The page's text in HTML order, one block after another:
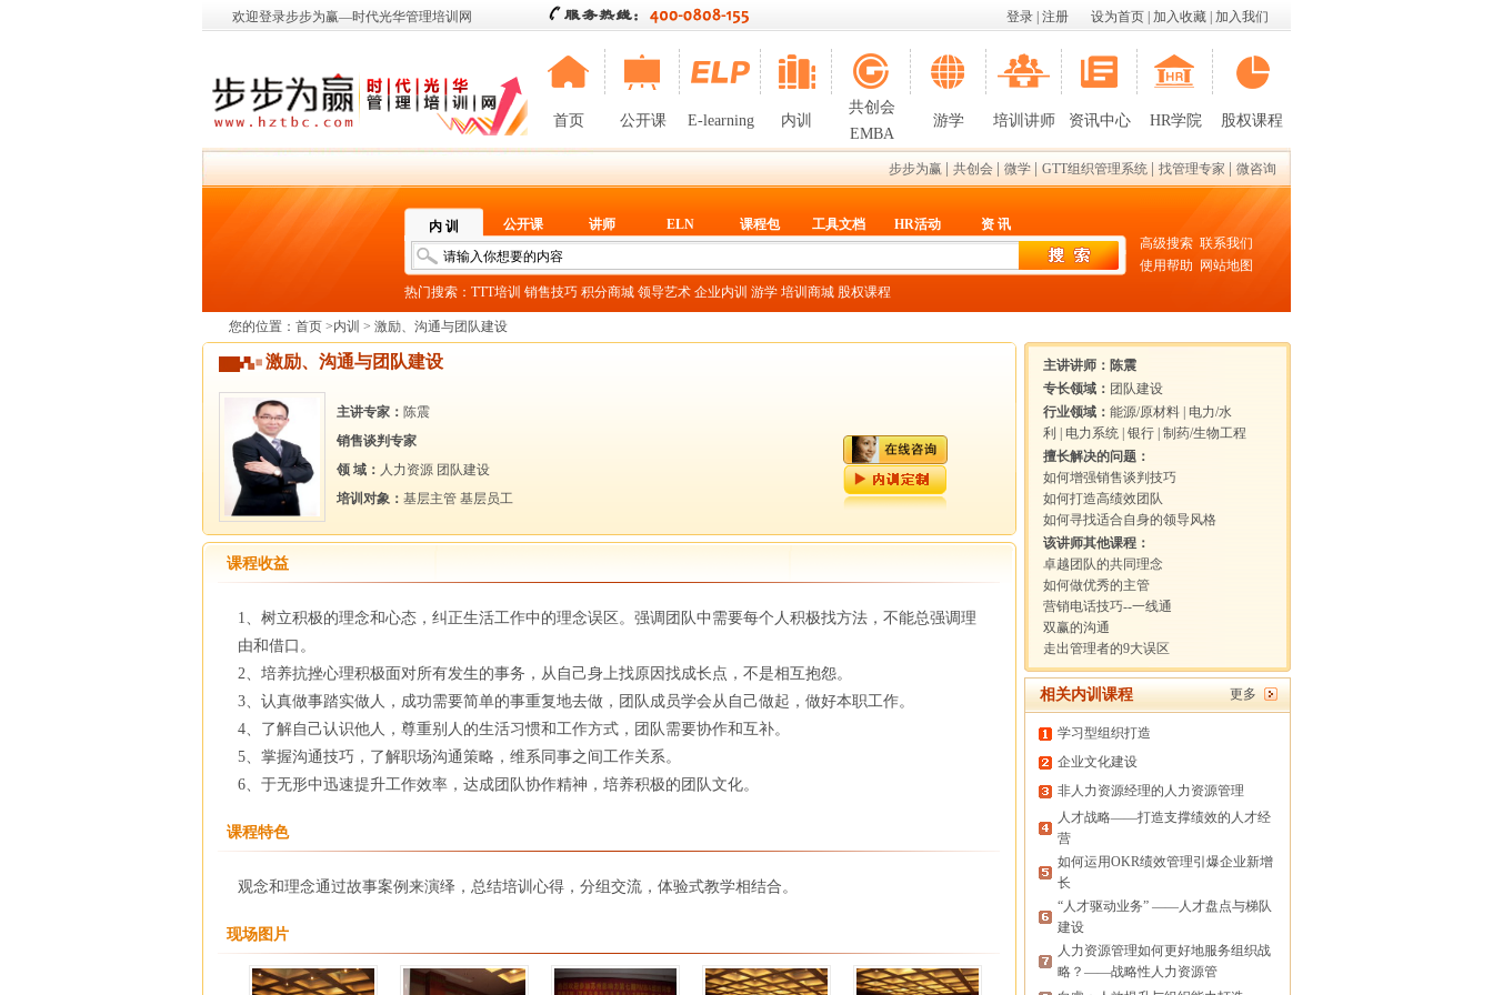
欢迎登录步步为赢—时代光华管理培训网 设为首页 加入收藏 加入我们
登录 注册
首页 公开课 E-learning 内训
共创会
EMBA
游学 培训讲师 资讯中心 HR学院 股权课程
步步为赢 共创会 微学 GTT组织管理系统 找管理专家 微咨询
内 训 公开课 讲师 ELN 课程包 工具文档 HR活动 资 讯
热门搜索： TTT培训 销售技巧 积分商城 领导艺术 企业内训 游学 培训商城 股权课程
高级搜索 联系我们
使用帮助
网站地图
您的位置： 首页 >内训 > 激励、沟通与团队建设
激励、沟通与团队建设
主讲专家： 陈震
销售谈判专家
领 域： 人力资源 团队建设
培训对象： 基层主管 基层员工
课程收益
1、树立积极的理念和心态，纠正生活工作中的理念误区。强调团队中需要每个人积极找方法，不能总强调理
由和借口。
2、培养抗挫心理积极面对所有发生的事务，从自己身上找原因找成长点，不是相互抱怨。
3、认真做事踏实做人，成功需要简单的事重复地去做，团队成员学会从自己做起，做好本职工作。
4、了解自己认识他人，尊重别人的生活习惯和工作方式，团队需要协作和互补。
5、掌握沟通技巧，了解职场沟通策略，维系同事之间工作关系。
6、于无形中迅速提升工作效率，达成团队协作精神，培养积极的团队文化。
课程特色
观念和理念通过故事案例来演绎，总结培训心得，分组交流，体验式教学相结合。
现场图片
主讲讲师： 陈震
专长领域： 团队建设
行业领域： 能源/原材料
电力/水
利
电力系统 银行 制药/生物工程
擅长解决的问题：
如何增强销售谈判技巧
如何打造高绩效团队
如何寻找适合自身的领导风格
该讲师其他课程：
卓越团队的共同理念
如何做优秀的主管
营销电话技巧--一线通
双赢的沟通
走出管理者的9大误区
相关内训课程 更多
学习型组织打造
企业文化建设
非人力资源经理的人力资源管理
人才战略——打造支撑绩效的人才经
营
如何运用OKR绩效管理引爆企业新增
长
“人才驱动业务” ——人才盘点与梯队
建设
人力资源管理如何更好地服务组织战
略？——战略性人力资源管